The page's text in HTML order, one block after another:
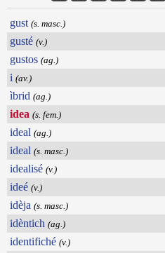
gust (s. masc.)
gusté (v.)
gustos (ag.)
i (av.)
ìbrid (ag.)
idea (s. fem.)
ideal (ag.)
ideal (s. masc.)
idealisé (v.)
ideé (v.)
idèja (s. masc.)
idèntich (ag.)
identifiché (v.)